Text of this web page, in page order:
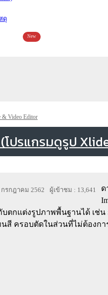
ดุ
New
& Video Editor
ปรแกรมดูรูป
กรกฎาคม 2562 ผู้เข้าชม : 13,641
ด
ตกแต่งรูปภาพพื้นฐานได้ เช่
สี ครอบตัดในส่วนที่ไม่ต้องกา